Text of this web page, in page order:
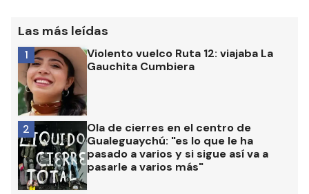
Las más leídas
Violento vuelco Ruta 12: viajaba La
Gauchita Cumbiera
1
Ola de cierres en el centro de
Gualeguaychú: "es lo que le ha
pasado a varios y si sigue así va a
pasarle a varios más"
2